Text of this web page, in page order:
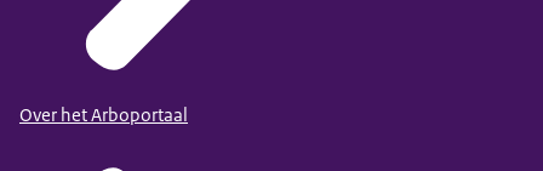
Over het Arboportaal